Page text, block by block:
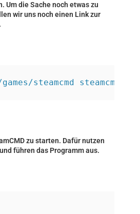
Um die Sache noch etwas zu
wir uns noch einen Link zur
steamcmd steamcmd
zu starten. Dafür nutzen
führen das Programm aus.